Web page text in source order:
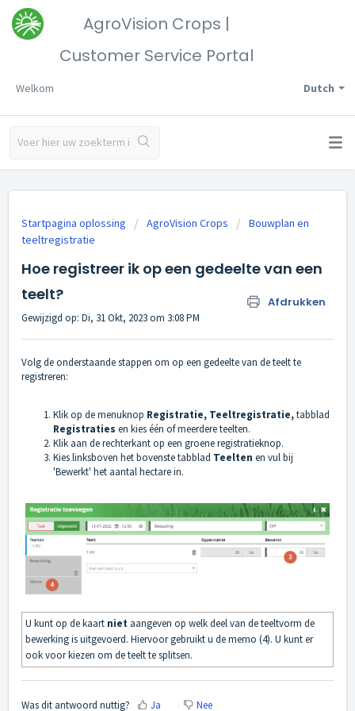
AgroVision Crops |
Customer Service Portal
Dutch
Welkom
Startpagina oplossing AgroVision Crops
Bouwplan en
teeltregistratie
Hoe registreer ik op een gedeelte van een
teelt?
Afdrukken
Gewijzigd op: Di, 31 Okt, 2023 om 3:08 PM
Volg de onderstaande stappen om op een gedeelte van de teelt te
registreren:
Klik op de menuknop Registratie, Teeltregistratie,tabblad
Registraties en kies één of meerdere teelten.
Klik aan de rechterkant op een groene registratieknop.
Kies linksboven het bovenste tabblad Teelten en vul bij
'Bewerkt' het aantal hectare in.
U kunt op de kaart niet aangeven op welk deel van de teeltvorm de
bewerking is uitgevoerd. Hiervoor gebruikt u de memo (4). U kunt er
ook voor kiezen om de teelt te splitsen.
Was dit antwoord nuttig? Ja Nee